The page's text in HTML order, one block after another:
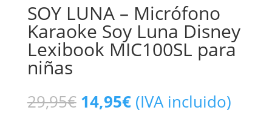
SOY LUNA – Micrófono
Karaoke Soy Luna Disney
Lexibook MIC100SL para
niñas
29,95€ 14,95€ (IVA incluido)